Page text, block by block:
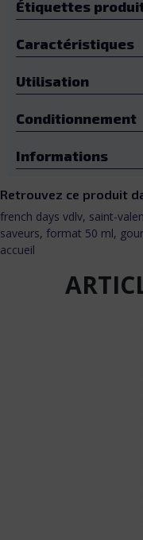
Étiquettes
Caractéristiques
Utilisation
Conditionnement
Informations
Retrouvez ce produit
french days vdlv, saint-
saveurs, format 50 ml,
accueil